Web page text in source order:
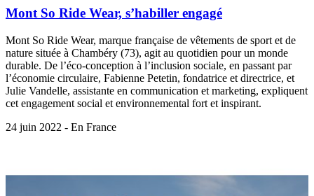
Mont So Ride Wear, s’habiller engagé
Mont So Ride Wear, marque française de vêtements de sport et de
nature située à Chambéry (73), agit au quotidien pour un monde
durable. De l’éco-conception à l’inclusion sociale, en passant par
l’économie circulaire, Fabienne Petetin, fondatrice et directrice, et
Julie Vandelle, assistante en communication et marketing, expliquent
cet engagement social et environnemental fort et inspirant.
24 juin 2022 - En France